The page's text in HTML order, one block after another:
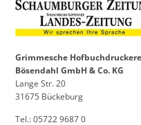
Grimmesche
Bösendahl GmbH & Co. KG
Lange Str. 20
31675 Bückeburg
Tel.: 05722 9687 0